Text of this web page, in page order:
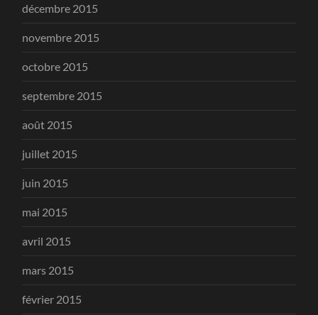
décembre 2015
novembre 2015
octobre 2015
septembre 2015
août 2015
juillet 2015
juin 2015
mai 2015
avril 2015
mars 2015
février 2015